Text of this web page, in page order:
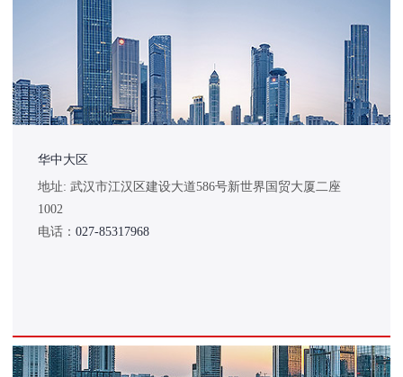
华中大区
地址: 武汉市江汉区建设大道586号新世界国贸大厦二座
1002
电话： 027-85317968